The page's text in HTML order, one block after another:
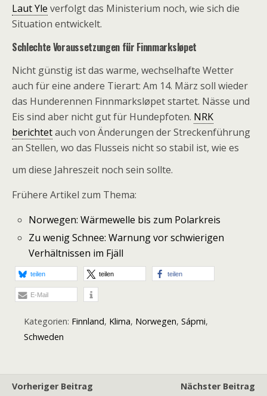
Laut Yle verfolgt das Ministerium noch, wie sich die
Situation entwickelt.
Schlechte Voraussetzungen für Finnmarksløpet
Nicht günstig ist das warme, wechselhafte Wetter
auch für eine andere Tierart: Am 14. März soll wieder
das Hunderennen Finnmarksløpet startet. Nässe und
Eis sind aber nicht gut für Hundepfoten. NRK
berichtetauch von Änderungen der Streckenführung
an Stellen, wo das Flusseis nicht so stabil ist, wie es
um diese Jahreszeit noch sein sollte.
Frühere Artikel zum Thema:
Norwegen: Wärmewelle bis zum Polarkreis
Zu wenig Schnee: Warnung vor schwierigen
Verhältnissen im Fjäll
teilen teilen teilen
E-Mail
Kategorien: Finnland, Klima, Norwegen, Sápmi,
Schweden
Vorheriger Beitrag
Nächster Beitrag